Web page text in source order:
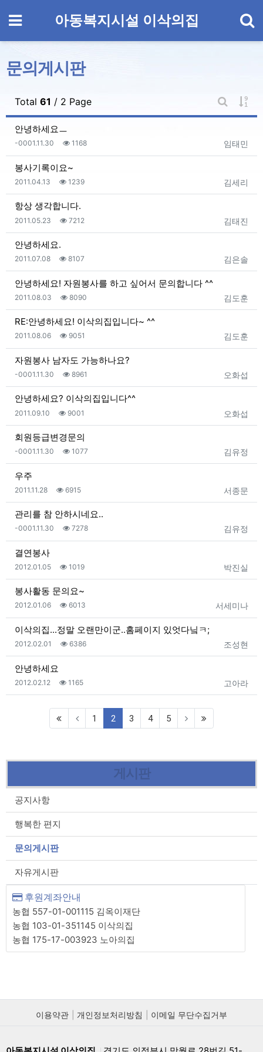
메뉴 아동복지시설 이삭의집
문의게시판
Total 61 / 2 Page
게시판 검
게
안녕하세요ㅡ
등록자
임태민
등록일
-0001.11.30 조회
1168
봉사기록이요~
등록자
김세리
등록일
2011.04.13 조회
1239
항상 생각합니다.
등록자
김태진
등록일
2011.05.23 조회
7212
안녕하세요.
등록자
김은솔
등록일
2011.07.08 조회
8107
안녕하세요! 자원봉사를 하고 싶어서 문의합니다 ^^
등록자
김도훈
등록일
2011.08.03 조회
8090
RE:안녕하세요! 이삭의집입니다~ ^^
등록자
김도훈
등록일
2011.08.06 조회
9051
자원봉사 남자도 가능하나요?
등록자
오화섭
등록일
-0001.11.30 조회
8961
안녕하세요? 이삭의집입니다^^
등록자
오화섭
등록일
2011.09.10 조회
9001
회원등급변경문의
등록자
김유정
등록일
-0001.11.30 조회
1077
우주
등록자
서종문
등록일
2011.11.28 조회
6915
관리를 참 안하시네요..
등록자
김유정
등록일
-0001.11.30 조회
7278
결연봉사
등록자
박진실
등록일
2012.01.05 조회
1019
봉사활동 문의요~
등록자
서세미나
등록일
2012.01.06 조회
6013
이삭의집...정말 오랜만이군..홈페이지 있엇다닠ㅋ;
등록자
조성현
등록일
2012.02.01 조회
6386
안녕하세요
등록자
고아라
등록일
2012.02.12 조회
1165
1 2(current)
3 4 5
게시판
공지사항
행복한 편지
문의게시판
자유게시판
후원계좌안내
농협 557-01-001115 김옥이재단
농협 103-01-351145 이삭의집
농협 175-17-003923 노아의집
이용약관 개인정보처리방침 이메일 무단수집거부